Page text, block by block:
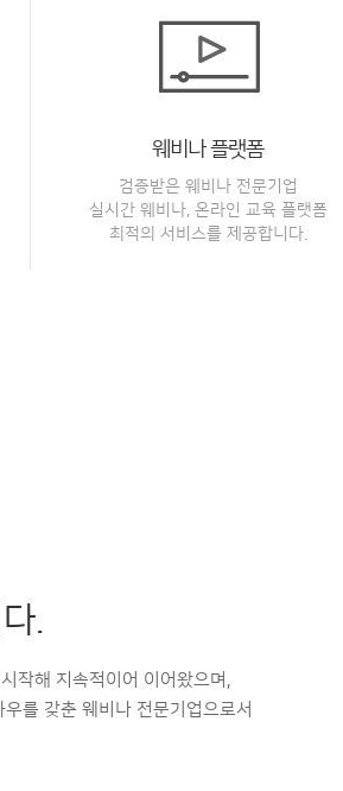
웨비나 플랫폼
검증받은 웨비나 전문기업
실시간 웨비나, 온라인 교육 플랫폼
최적의 서비스를 제공합니다.
.
작해 지속적이어 이어왔으며,
를 갖춘 웨비나 전문기업으로서